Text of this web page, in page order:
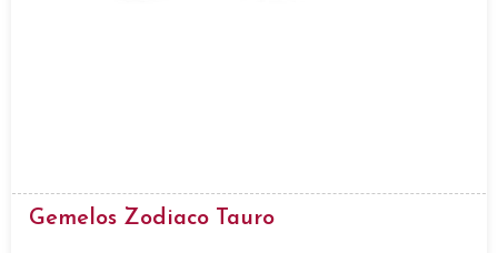
Gemelos Zodiaco Tauro